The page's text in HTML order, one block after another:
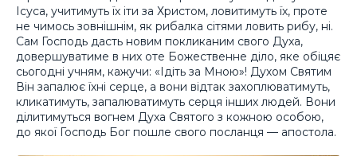
Ісуса, учитимуть їх іти за Христом, ловитимуть їх, проте
не чимось зовнішнім, як рибалка сітями ловить рибу, ні.
Сам Господь дасть новим покликаним свого Духа,
довершуватиме в них оте Божественне діло, яке обіцяє
сьогодні учням, кажучи: «Ідіть за Мною»! Духом Святим
Він запалює їхні серце, а вони відтак захоплюватимуть,
кликатимуть, запалюватимуть серця інших людей. Вони
ділитимуться вогнем Духа Святого з кожною особою,
до якої Господь Бог пошле свого посланця — апостола.